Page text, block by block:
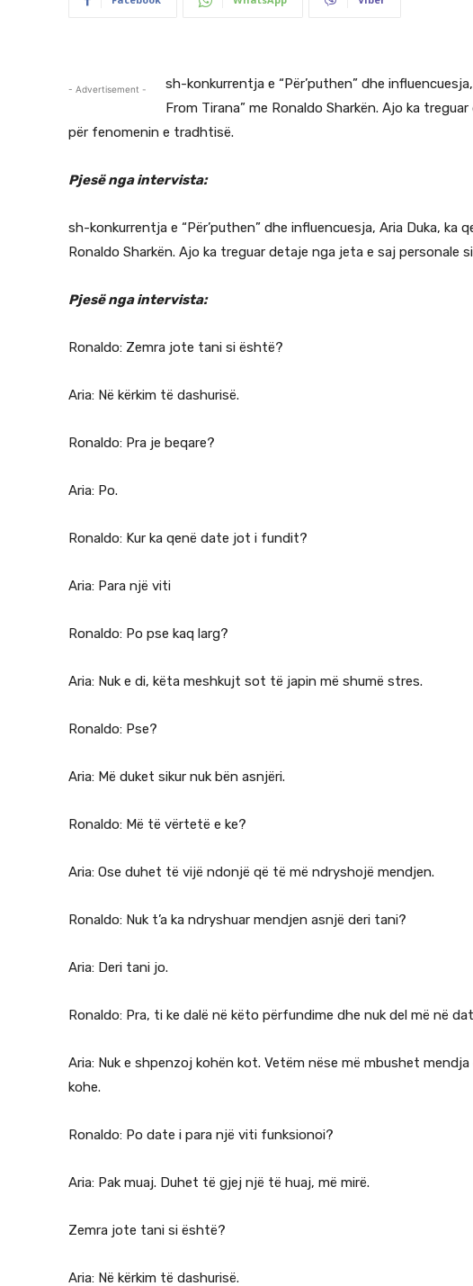
- Advertisement -
sh-konkurrentja e “Për’puthen” dhe
From Tirana” me Ronaldo Sharkën. Ajo ka
për fenomenin e tradhtisë.
Pjesë nga intervista:
sh-konkurrentja e “Për’puthen” dhe influencuesja, Aria Duka, ka
Ronaldo Sharkën. Ajo ka treguar detaje nga jeta e saj personale
Pjesë nga intervista:
Ronaldo: Zemra jote tani si është?
Aria: Në kërkim të dashurisë.
Ronaldo: Pra je beqare?
Aria: Po.
Ronaldo: Kur ka qenë date jot i fundit?
Aria: Para një viti
Ronaldo: Po pse kaq larg?
Aria: Nuk e di, këta meshkujt sot të japin më shumë stres.
Ronaldo: Pse?
Aria: Më duket sikur nuk bën asnjëri.
Ronaldo: Më të vërtetë e ke?
Aria: Ose duhet të vijë ndonjë që të më ndryshojë mendjen.
Ronaldo: Nuk t’a ka ndryshuar mendjen asnjë deri tani?
Aria: Deri tani jo.
Ronaldo: Pra, ti ke dalë në këto përfundime dhe nuk del më në
Aria: Nuk e shpenzoj kohën kot. Vetëm nëse më mbushet mendja
kohe.
Ronaldo: Po date i para një viti funksionoi?
Aria: Pak muaj. Duhet të gjej një të huaj, më mirë.
Zemra jote tani si është?
Aria: Në kërkim të dashurisë.